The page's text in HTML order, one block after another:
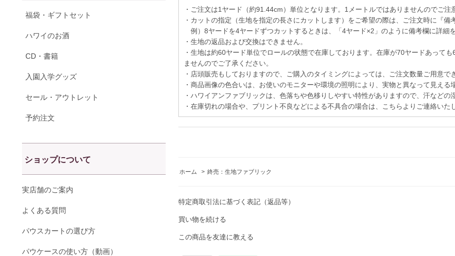
・ご注文は1ヤード（約91.44cm）単位となります。1メートルではありませんのでご注
・カットの指定（生地を指定の長さにカットします）をご希望の際は、ご注文時に『備
例）8ヤードを4ヤードずつカットするときは、「4ヤード×2」のように備考欄に詳細を
・生地の返品および交換はできません。
・生地は約60ヤード単位でロールの状態で在庫しております。在庫が70ヤードあって
ませんのでご了承ください。
・店頭販売もしておりますので、ご購入のタイミングによっては、ご注文数量ご用意で
・商品画像の色合いは、お使いのモニターや環境の照明により、実物と異なって見える
・ハワイアンファブリックは、色落ちや色移りしやすい特性がありますので、汗などの
・在庫切れの場合や、プリント不良などによる不具合の場合は、こちらよりご連絡いた
ホーム > 終売：生地ファブリック
特定商取引法に基づく表記（返品等）
買い物を続ける
この商品を友達に教える
福袋・ギフトセット
ハワイのお酒
CD・書籍
入園入学グッズ
セール・アウトレット
予約注文
ショップについて
実店舗のご案内
よくある質問
パウスカートの選び方
パウケースの使い方（動画）